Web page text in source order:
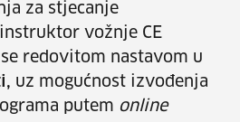
za stjecanje
vožnje CE
redovitom nastavom u
uz mogućnost izvođenja
putem online